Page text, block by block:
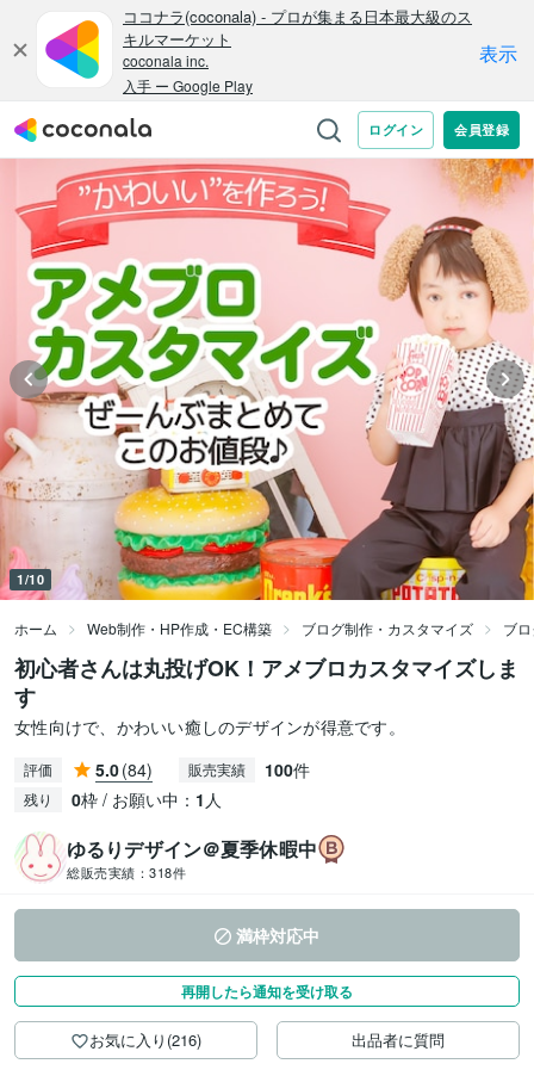
1/10
ホーム Web制作・HP作成・EC構築 ブログ制作・カスタマイズ ブ
初心者さんは丸投げOK！アメブロカスタマイズしま
す
女性向けで、かわいい癒しのデザインが得意です。
評価 5.0(84) 販売実績 100件
残り 0枠 / お願い中： 1 人
ゆるりデザイン＠夏季休暇中
総販売実績： 318件
満枠対応中
再開したら通知を受け取る
お気に入り(216) 出品者に質問